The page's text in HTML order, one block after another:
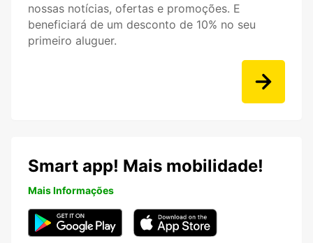
nossas notícias, ofertas e promoções. E
beneficiará de um desconto de 10% no seu
primeiro aluguer.
Smart app! Mais mobilidade!
Mais Informações